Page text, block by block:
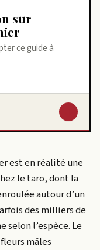
ce guide à
est en réalité une
le taro, dont la
autour d’un
des milliers de
selon l’espèce. Le
mâles